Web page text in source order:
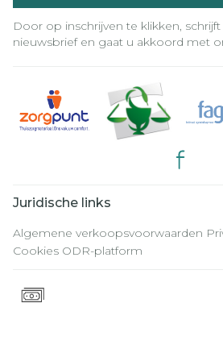
Door op inschrijven te klikken,
nieuwsbrief en gaat u akkoord met
Juridische links
Algemene verkoopsvoorwaarden
Cookies ODR-platform